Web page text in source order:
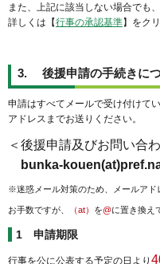
また、上記に該当しない場合でも
詳しくは【行事の承認基準】をク
3. 後援申請の手続きに
申請はすべてメールで受け付けて
アドレスまでお送りください。
＜後援申請及びお問い合
bunka-
※迷惑メール対策のため、メールアド
お手数ですが、 （at） を@に置き換え
1 申請期限
行事を公に公表する予定の日より